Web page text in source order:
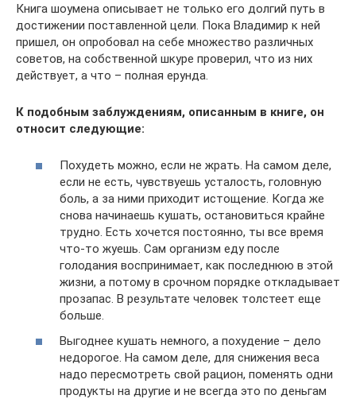
Книга шоумена описывает не только его долгий путь в
достижении поставленной цели. Пока Владимир к ней
пришел, он опробовал на себе множество различных
советов, на собственной шкуре проверил, что из них
действует, а что – полная ерунда.
К подобным заблуждениям, описанным в книге, он
относит следующие:
Похудеть можно, если не жрать. На самом деле,
если не есть, чувствуешь усталость, головную
боль, а за ними приходит истощение. Когда же
снова начинаешь кушать, остановиться крайне
трудно. Есть хочется постоянно, ты все время
что-то жуешь. Сам организм еду после
голодания воспринимает, как последнюю в этой
жизни, а потому в срочном порядке откладывает
прозапас. В результате человек толстеет еще
больше.
Выгоднее кушать немного, а похудение – дело
недорогое. На самом деле, для снижения веса
надо пересмотреть свой рацион, поменять одни
продукты на другие и не всегда это по деньгам